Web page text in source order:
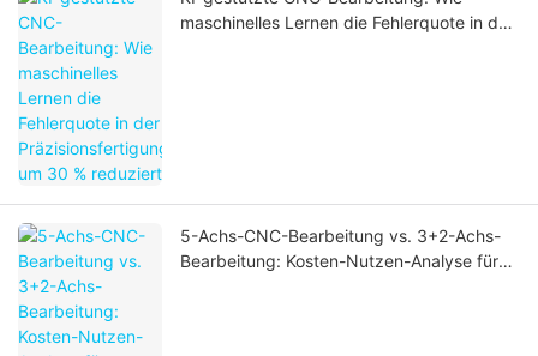
maschinelles Lernen die Fehlerquote in der
5-Achs-CNC-Bearbeitung vs. 3+2-Achs-
Bearbeitung: Kosten-Nutzen-Analyse für